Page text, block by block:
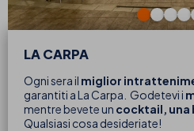
LA CARPA
Ogni sera il miglior
garantiti a La Carpa. Godetevi i
mentre bevete un cocktail, una
Qualsiasi cosa desideriate!